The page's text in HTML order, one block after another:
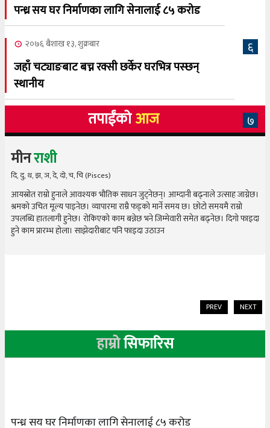
पन्ध्र सय घर निर्माणका लागि सेनालाई ८५ करोड
६
२०७६ बैशाख १३, शुक्रबार
जहाँ चट्याङबाट बच्न रक्सी छर्केर घरभित्र पस्छन्
स्थानीय
७
तपाईंकोआज
मीनराशी
दि, दु, थ, झ, ञ, दे, दो, च, चि (Pisces)
आयस्रोत राम्रो हुनाले आवश्यक भौतिक साधन जुट्नेछन्। आम्दानी बढ्नाले उत्साह जाग्नेछ।
श्रमको उचित मूल्य पाइनेछ। व्यापारमा राम्रै फड्को मार्ने समय छ। छोटो समयमै राम्रो
उपलब्धि हातलागी हुनेछ। रोकिएको काम बन्नेछ भने जिम्मेवारी समेत बढ्नेछ। दिगो फाइदा
हुने काम प्रारम्भ होला। साझेदारीबाट पनि फाइदा उठाउन
PREV NEXT
हाम्रोसिफारिस
पन्ध्र सय घर निर्माणका लागि सेनालाई ८५ करोड